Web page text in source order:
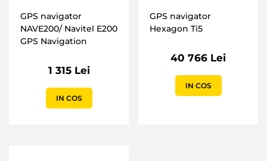
GPS navigator
NAVE200/ Navitel E200
GPS Navigation
1 315 Lei
IN COS
GPS navigator
Hexagon Ti5
40 766 Lei
IN COS